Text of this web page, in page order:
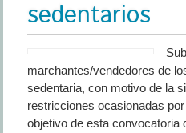
sedentarios
marchantes/vendedores de
sedentaria, con motivo de la
restricciones ocasionadas
objetivo de esta convocatoria